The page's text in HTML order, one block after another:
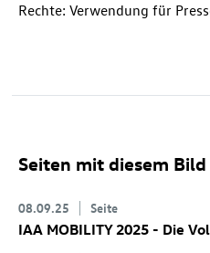
Rechte: Verwendung für
Seiten mit diesem Bild
08.09.25 Seite
IAA MOBILITY 2025 - Die